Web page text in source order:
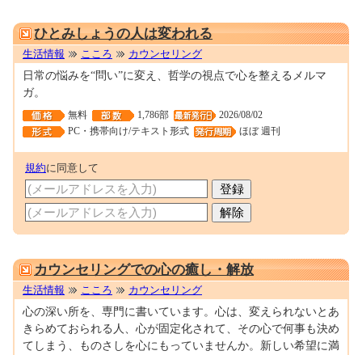
ひとみしょうの人は変われる
生活情報 こころ カウンセリング
日常の悩みを“問い”に変え、哲学の視点で心を整えるメルマ
ガ。
無料 1,786部
2026/08/02
PC・携帯向け/テキスト形式
ほぼ 週刊
規約に同意して
カウンセリングでの心の癒し・解放
生活情報 こころ カウンセリング
心の深い所を、専門に書いています。心は、変えられないとあ
きらめておられる人、心が固定化されて、その心で何事も決め
てしまう、ものさしを心にもっていませんか。新しい希望に満